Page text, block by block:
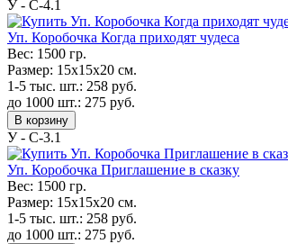
У - C-4.1
Уп. Коробочка Когда приходят чудеса
Вес: 1500 гр.
Размер: 15х15х20 см.
1-5 тыс. шт.: 258 руб.
до 1000 шт.: 275 руб.
В корзину
У - C-3.1
Уп. Коробочка Приглашение в сказку
Вес: 1500 гр.
Размер: 15х15х20 см.
1-5 тыс. шт.: 258 руб.
до 1000 шт.: 275 руб.